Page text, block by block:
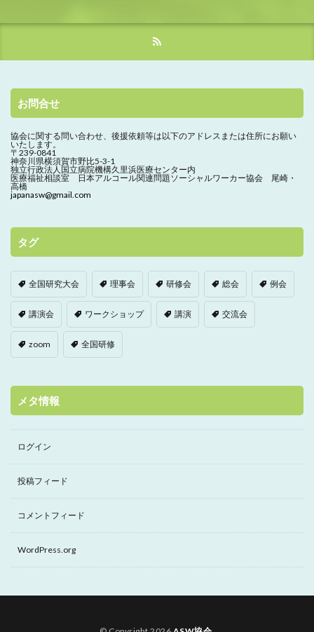
お問合せ
協会に関する問い合わせ、 後援依頼等は以下のアドレスまたは住所にお願い
いたします。
〒239-0841
神奈川県横須賀市野比5-3-1
独立行政法人国立病院機構久里浜医療センター内
医療福祉相談室 日本アルコール関連問題ソーシャルワーカー協会 尾崎・
高橋
japanasw@gmail.com
タグ
全国研究大会 理事会 研修会 総会 例会
講演会 ワークショップ 講演 交流会
zoom 全国研修
メタ情報
ログイン
投稿フィード
コメントフィード
WordPress.org